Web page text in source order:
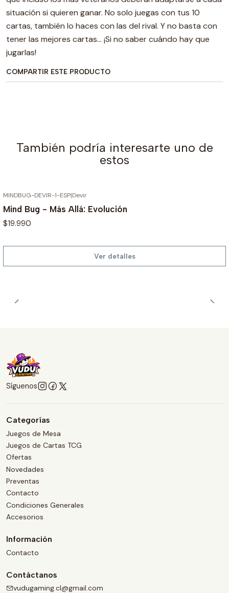
situación si quieren ganar. No solo juegas con tus 10
cartas, también lo haces con las del rival. Y no basta con
tener las mejores cartas… ¡Si no saber cuándo hay que
jugarlas!
COMPARTIR ESTE PRODUCTO
También podría interesarte uno de
estos
MINDBUG-DEVIR-1-ESP|Devir
Mind Bug - Más Allá: Evolución
$19.990
Ver detalles
Síguenos
Categorías
Juegos de Mesa
Juegos de Cartas TCG
Ofertas
Novedades
Preventas
Contacto
Condiciones Generales
Accesorios
Información
Contacto
Contáctanos
vudugaming.cl@gmail.com